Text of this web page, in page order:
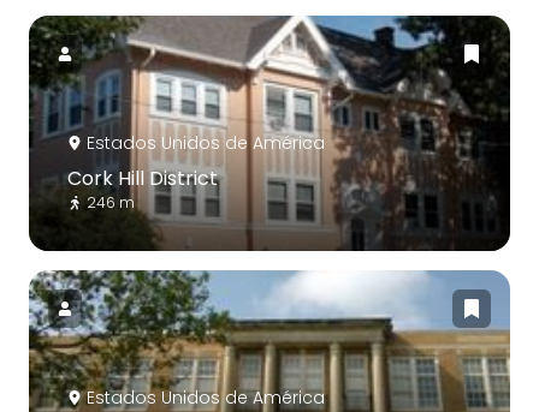
Estados Unidos de América
Cork Hill District
246 m
Estados Unidos de América